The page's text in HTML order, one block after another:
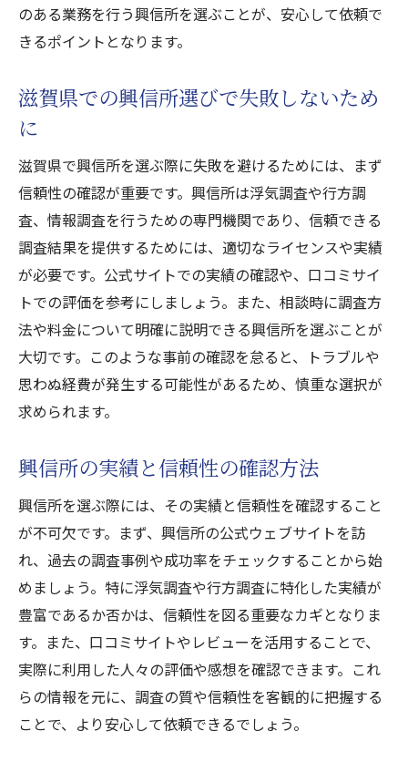
情報調査の専門家が持つ強みとは
滋賀県で情報調査が重要な理由
情報調査による心の平穏の取り戻し方
ント
滋賀県で信頼できる興信所を見つけるためのポ
イント
興信所選びに欠かせない基本のポイント
信頼できる興信所の見極め方
滋賀県の興信所を選ぶ際の注意点
依頼者が安心できる興信所の特徴
信頼できる興信所を見つけるための実践方
法
失踪者を追う興信所のアプローチと成功事例
興信所の行方調査アプローチの強み
失踪者捜索での成功事例から学ぶ
行方調査の最新手法と成果
失踪者追跡における興信所の役割
実際の調査から見る行方調査の成功要因
滋賀県での失踪者捜索の具体的事例
心の安らぎを取り戻す滋賀の興信所による行方
調査の重要性
のある業務を行う興信所を選ぶことが、安心して依頼で
きるポイントとなります。
滋賀県での興信所選びで失敗しないため
に
滋賀県で興信所を選ぶ際に失敗を避けるためには、まず
信頼性の確認が重要です。興信所は浮気調査や行方調
査、情報調査を行うための専門機関であり、信頼できる
調査結果を提供するためには、適切なライセンスや実績
が必要です。公式サイトでの実績の確認や、口コミサイ
トでの評価を参考にしましょう。また、相談時に調査方
法や料金について明確に説明できる興信所を選ぶことが
大切です。このような事前の確認を怠ると、トラブルや
思わぬ経費が発生する可能性があるため、慎重な選択が
求められます。
興信所の実績と信頼性の確認方法
興信所を選ぶ際には、その実績と信頼性を確認すること
が不可欠です。まず、興信所の公式ウェブサイトを訪
れ、過去の調査事例や成功率をチェックすることから始
めましょう。特に浮気調査や行方調査に特化した実績が
豊富であるか否かは、信頼性を図る重要なカギとなりま
す。また、口コミサイトやレビューを活用することで、
実際に利用した人々の評価や感想を確認できます。これ
らの情報を元に、調査の質や信頼性を客観的に把握する
ことで、より安心して依頼できるでしょう。